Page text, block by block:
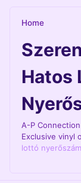
Home
Hatos
A-P
Exclusive vinyl
lottó